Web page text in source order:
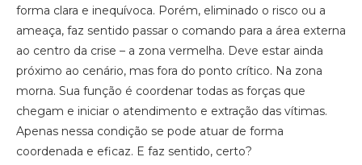
forma clara e inequívoca. Porém, eliminado o risco ou a
ameaça, faz sentido passar o comando para a área externa
ao centro da crise – a zona vermelha. Deve estar ainda
próximo ao cenário, mas fora do ponto crítico. Na zona
morna. Sua função é coordenar todas as forças que
chegam e iniciar o atendimento e extração das vítimas.
Apenas nessa condição se pode atuar de forma
coordenada e eficaz. E faz sentido, certo?